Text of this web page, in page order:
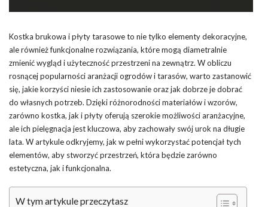
Kostka brukowa i płyty tarasowe to nie tylko elementy dekoracyjne,
ale również funkcjonalne rozwiązania, które mogą diametralnie
zmienić wygląd i użyteczność przestrzeni na zewnątrz. W obliczu
rosnącej popularności aranżacji ogrodów i tarasów, warto zastanowić
się, jakie korzyści niesie ich zastosowanie oraz jak dobrze je dobrać
do własnych potrzeb. Dzięki różnorodności materiałów i wzorów,
zarówno kostka, jak i płyty oferują szerokie możliwości aranżacyjne,
ale ich pielęgnacja jest kluczowa, aby zachowały swój urok na długie
lata. W artykule odkryjemy, jak w pełni wykorzystać potencjał tych
elementów, aby stworzyć przestrzeń, która będzie zarówno
estetyczna, jak i funkcjonalna.
W tym artykule przeczytasz